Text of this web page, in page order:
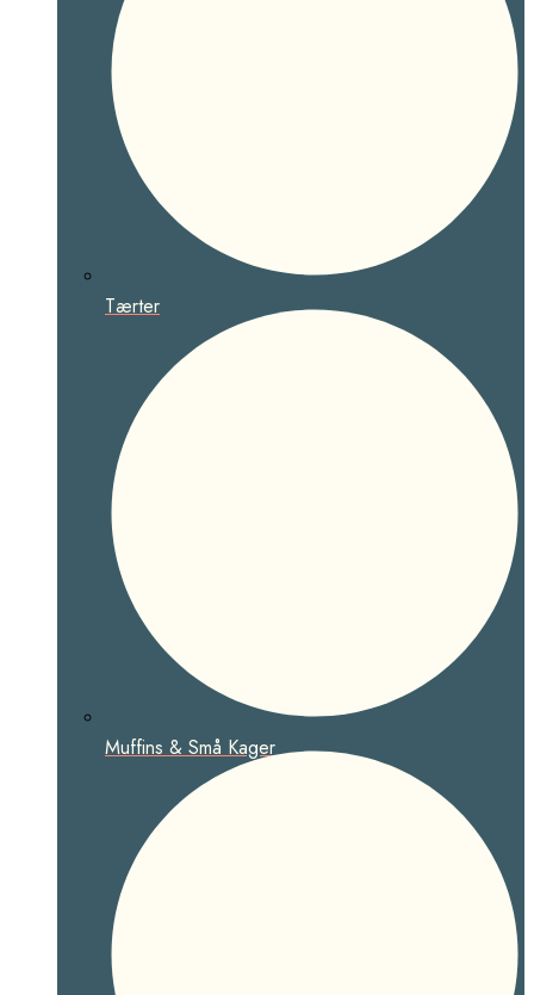
Tærter
Muffins & Små Kager